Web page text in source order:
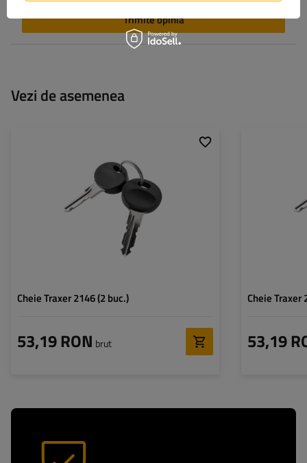
Trimite opinia
Vezi de asemenea
Cheie Traxer 2146 (2 buc.)
53,19 RON brut
Cheie Traxer
53,19